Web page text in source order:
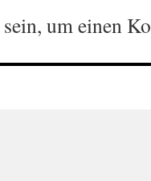
sein, um einen